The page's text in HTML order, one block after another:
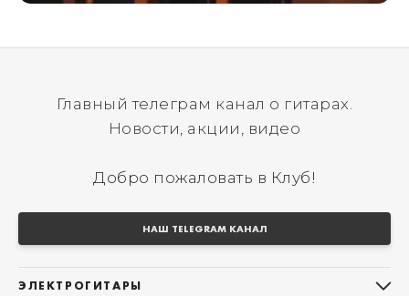
Главный телеграм канал о гитарах.
Новости, акции, видео
Добро пожаловать в Клуб!
НАШ TELEGRAM КАНАЛ
ЭЛЕКТРОГИТАРЫ